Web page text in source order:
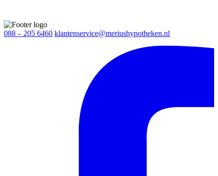
088 – 205 6460 klantenservice@meriushypotheken.nl